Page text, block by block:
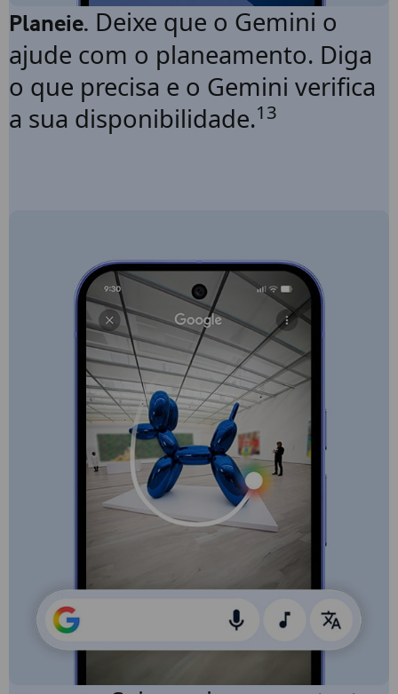
minutos por dia esta
semana para uma pausa
para café a meio do dia.
Planeie. Deixe que o Gemini o
ajude com o planeamento. Diga
o que precisa e o Gemini verifica
a sua disponibilidade.13